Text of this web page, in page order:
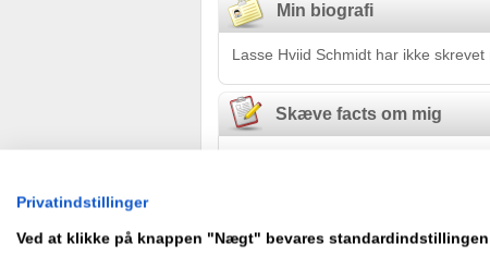
Min biografi
Lasse Hviid Schmidt har ikke skrevet
Skæve facts om mig
Privatindstillinger
Ved at klikke på knappen "Nægt" bevares